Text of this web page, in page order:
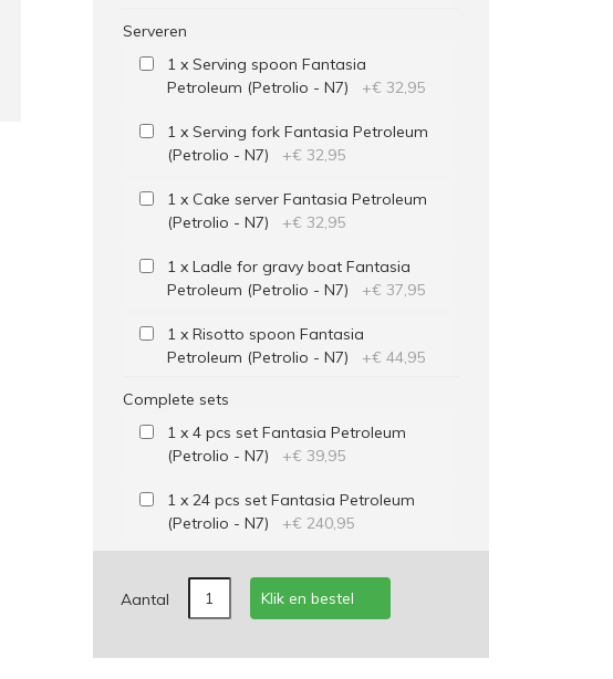
Serveren
1 x Serving spoon Fantasia
Petroleum (Petrolio - N7) +€ 32,95
1 x Serving fork Fantasia Petroleum
(Petrolio - N7) +€ 32,95
1 x Cake server Fantasia Petroleum
(Petrolio - N7) +€ 32,95
1 x Ladle for gravy boat Fantasia
Petroleum (Petrolio - N7) +€ 37,95
1 x Risotto spoon Fantasia
Petroleum (Petrolio - N7) +€ 44,95
Complete sets
1 x 4 pcs set Fantasia Petroleum
(Petrolio - N7) +€ 39,95
1 x 24 pcs set Fantasia Petroleum
(Petrolio - N7) +€ 240,95
Aantal Klik en bestel